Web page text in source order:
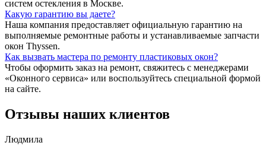
систем остекления в Москве.
Какую гарантию вы даете?
Наша компания предоставляет официальную гарантию на
выполняемые ремонтные работы и устанавливаемые запчасти
окон Thyssen.
Как вызвать мастера по ремонту пластиковых окон?
Чтобы оформить заказ на ремонт, свяжитесь с менеджерами
«Оконного сервиса» или воспользуйтесь специальной формой
на сайте.
Отзывы наших клиентов
Людмила